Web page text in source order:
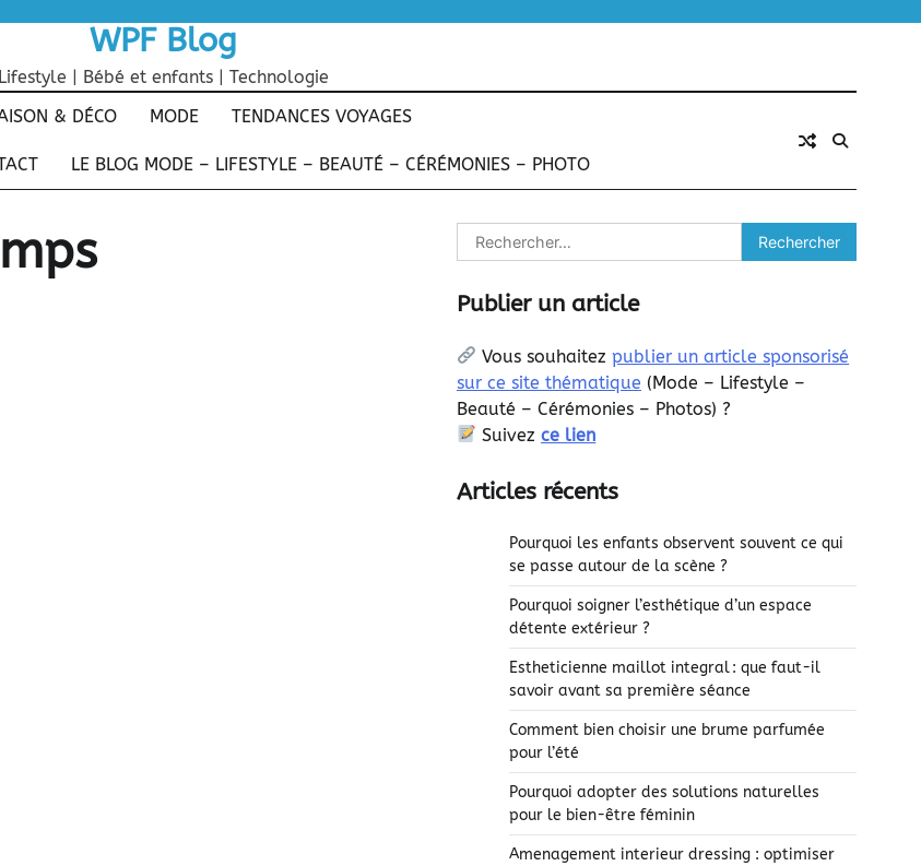
WPF Blog
Lifestyle | Bébé et enfants | Technologie
& DÉCO MODE TENDANCES VOYAGES
LE BLOG MODE – LIFESTYLE – BEAUTÉ – CÉRÉMONIES – PHOTO
Rechercher :
Publier un article
Vous souhaitezpublier un article sponsorisé
sur ce site thématique (Mode – Lifestyle –
Beauté – Cérémonies – Photos) ?
Suivezce lien
Articles récents
Pourquoi les enfants observent souvent ce qui
se passe autour de la scène ?
Pourquoi soigner l’esthétique d’un espace
détente extérieur ?
Estheticienne maillot integral : que faut-il
savoir avant sa première séance
Comment bien choisir une brume parfumée
pour l’été
Pourquoi adopter des solutions naturelles
pour le bien-être féminin
Amenagement interieur dressing : optimiser